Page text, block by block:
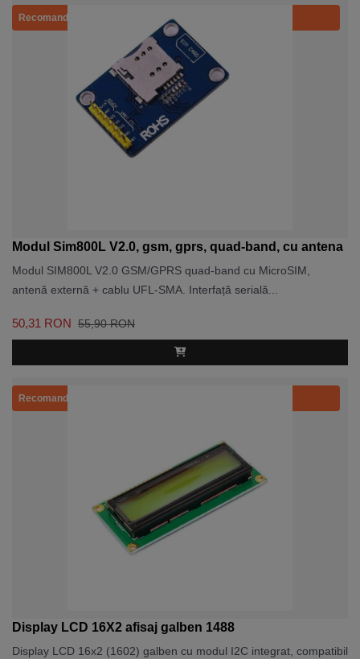
Recomandat
Modul Sim800L V2.0, gsm, gprs, quad-band, cu antena
Modul SIM800L V2.0 GSM/GPRS quad-band cu MicroSIM,
antenă externă + cablu UFL-SMA. Interfață serială...
50,31 RON 55,90 RON
Recomandat
Display LCD 16X2 afisaj galben 1488
Display LCD 16x2 (1602) galben cu modul I2C integrat, compatibil